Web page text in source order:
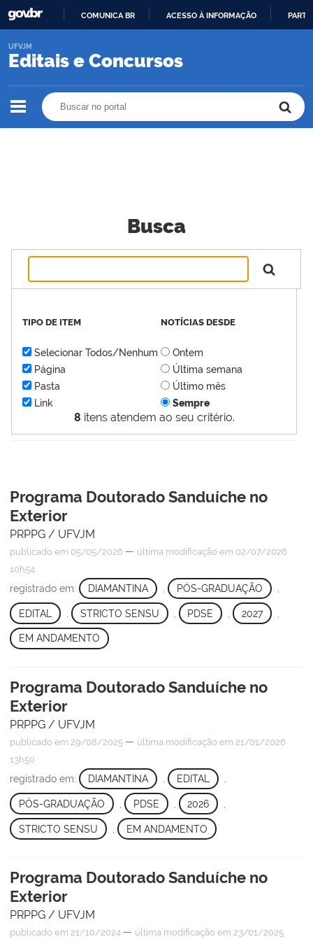
O
COMUNICA BR ACESSO À INFORMAÇÃO
Editais e Concursos
UFVJM
Busca
8 itens atendem ao seu critério.
TIPO DE ITEM
Selecionar Todos/Nenhum
Página
Pasta
Link
NOTÍCIAS DESDE
Ontem
Última semana
Último mês
Sempre
Programa Doutorado Sanduíche no
Exterior
PRPPG / UFVJM
publicado em 05/05/2026 — última modificação em 02/07/2026
10h54
registrado em: DIAMANTINA PÓS-GRADUAÇÃO
EDITAL STRICTO SENSU PDSE , 2027
EM ANDAMENTO
Programa Doutorado Sanduíche no
Exterior
PRPPG / UFVJM
publicado em 29/08/2025 — última modificação em 21/01/2026
13h50
registrado em: DIAMANTINA EDITAL
PÓS-GRADUAÇÃO PDSE 2026
STRICTO SENSU EM ANDAMENTO
Programa Doutorado Sanduíche no
Exterior
PRPPG / UFVJM
publicado em 21/10/2024 — última modificação em 23/01/2025